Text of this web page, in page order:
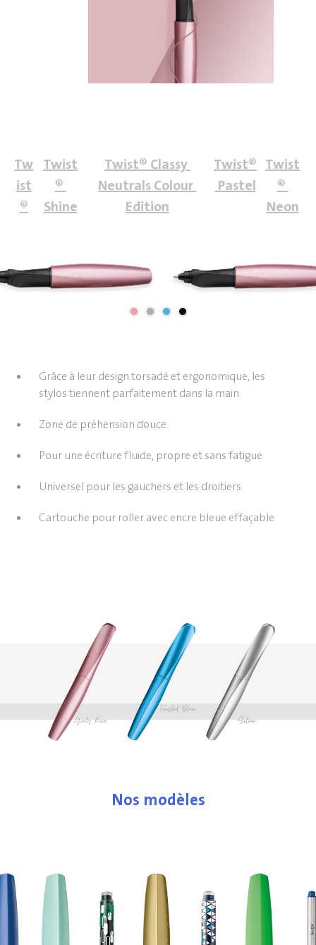
Tw
ist
®
Twist
®
Shine
Twist® Classy
Neutrals Colour
Edition
Twist®
Pastel
Twist
®
Neon
Grâce à leur design torsadé et ergonomique, les
stylos tiennent parfaitement dans la main
Zone de préhension douce
Pour une écriture fluide, propre et sans fatigue
Universel pour les gauchers et les droitiers
Cartouche pour roller avec encre bleue effaçable
Nos modèles